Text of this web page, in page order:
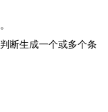
断生成一个或多个条